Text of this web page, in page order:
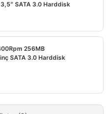
SATA 3.0 Harddisk
256MB
SATA 3.0 Harddisk